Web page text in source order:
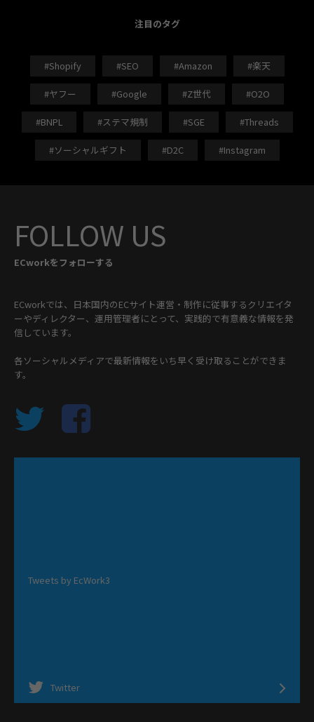
注目のタグ
#Shopify #SEO #Amazon #楽天
#ヤフー #Google #Z世代 #O2O
#BNPL #ステマ規制 #SGE #Threads
#ソーシャルギフト #D2C #Instagram
FOLLOW US
ECworkをフォローする
ECworkでは、日本国内のECサイト運営・制作に従事するクリエイタ
ーやディレクター、運用管理者にとって、実践的で有意義な情報を発
信しています。
各ソーシャルメディアで最新情報をいち早く受け取ることができま
す。
Tweets by EcWork3
Twitter